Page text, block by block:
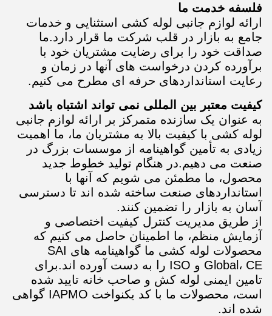
فلسفه خدمت ما
ارائه لوازم جانبی لوله کشی استثنایی و خدمات
جامع به بازار در قلب شرکت ما قرار دارد.ما
صداقت خود را برای رضایت مشتریان خود با
برآورده کردن درخواست های آنها در زمان و
رعایت استانداردهای حرفه ای مطرح می کنیم.
کیفیت معتبر بین المللی نمی تواند اشتباه باشد
به عنوان یک سازنده متمرکز بر ارائه لوازم جانبی
لوله کشی با کیفیت بالا به مشتریان ما، ما اهمیت
زیادی به تأمین گواهینامه از موسسات بزرگ در
صنعت می دهیم.در هنگام تولید خطوط جدید
محصول، ما مطمئن می شویم که آنها با
استانداردهای صنعت ساخته شده اند تا دسترسی
آسان به بازار را تضمین کنند.
از طریق مدیریت کنترل کیفیت اختصاصی و
آزمایش منظم، ما اطمینان حاصل می کنیم که
محصولات لوله کشی ما گواهینامه های SAI
Global، CE و ISO را به دست آورده اند.برای
تامین ایمنی لوله کش و صاحب خانه تایید شده
است، محصولات ما با کد یکنواخت IAPMO گواهی
شده اند.